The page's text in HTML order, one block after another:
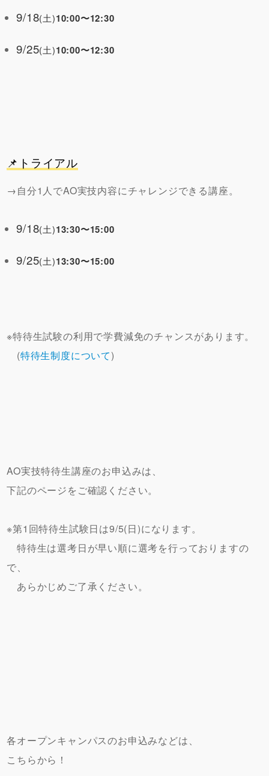
9/18(土)10:00〜12:30
9/25(土)10:00〜12:30
📌 トライアル
→自分1人でAO実技内容にチャレンジできる講座。
9/18(土)13:30〜15:00
9/25(土)13:30〜15:00
※特待生試験の利用で学費減免のチャンスがあります。
(特待生制度について)
AO実技特待生講座のお申込みは、
下記のページをご確認ください。
※第1回特待生試験日は9/5(日)になります。
特待生は選考日が早い順に選考を行っておりますの
で、
あらかじめご了承ください。
各オープンキャンパスのお申込みなどは、
こちらから！